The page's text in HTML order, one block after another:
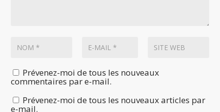
Prévenez-moi de tous les nouveaux
commentaires par e-mail.
Prévenez-moi de tous les nouveaux articles par
e-mail.